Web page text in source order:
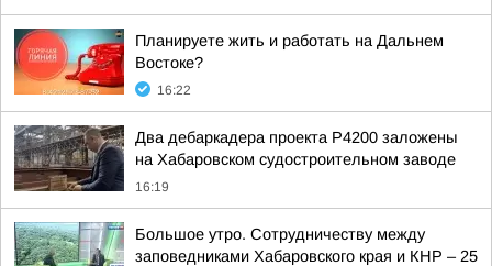
Планируете жить и работать на Дальнем
Востоке?
16:22
Два дебаркадера проекта Р4200 заложены
на Хабаровском судостроительном заводе
16:19
Большое утро. Сотрудничеству между
заповедниками Хабаровского края и КНР – 25